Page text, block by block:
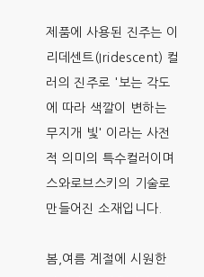
제품에 사용된 진주는 이
리데센트(Iridescent) 컬
러의 진주로 '보는 각도
에 따라 색깔이 변하는
무지개 빛' 이라는 사전
적 의미의 특수컬러이며
스와로브스키의 기술로
만들어진 소재입니다.
봄,여름 계절에 시원한